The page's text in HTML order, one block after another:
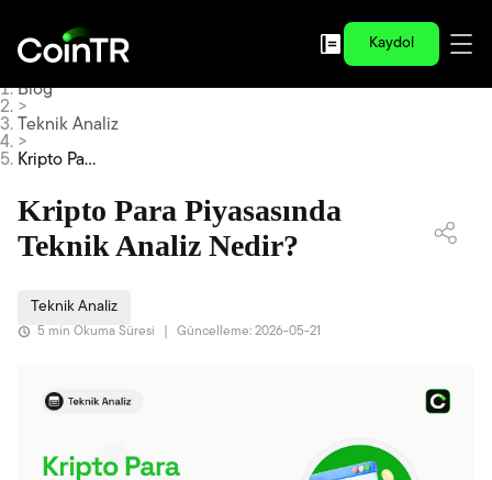
Kaydol
Blog
>
Teknik Analiz
>
Kripto Par
nda Tekni
k Analiz N
Kripto Para Piyasasında
Teknik Analiz Nedir?
Teknik Analiz
5 min Okuma Süresi Güncelleme: 2026-05-21